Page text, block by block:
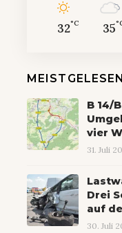
32°C 35
MEISTGELESEN
B 14/
vier
31. Juli
Drei
auf
30. Juli